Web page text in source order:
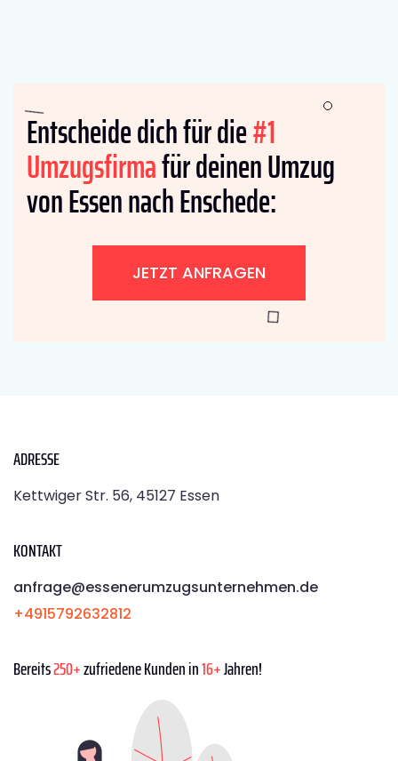
Entscheide dich für die#1
Umzugsfirmafür deinen Umzug
von Essen nach Enschede:
JETZT ANFRAGEN
ADRESSE
Kettwiger Str. 56, 45127 Essen
KONTAKT
anfrage@essenerumzugsunternehmen.de
+4915792632812
Bereits250+zufriedene Kunden in16+Jahren!